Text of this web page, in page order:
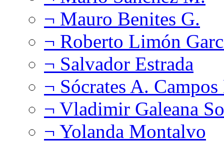
¬ Mauro Benites G.
¬ Roberto Limón
¬ Salvador Estrada
¬ Sócrates A.
¬ Vladimir Galeana
¬ Yolanda Montalvo